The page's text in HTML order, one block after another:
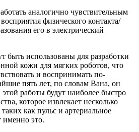
аналогично чувствительным
физического контакта/
его в электрический
быть использованы для разработки
кожи для мягких роботов, что
и воспринимать по-
пять лет, по словам Вана, он
этой работы будут наиболее быстро
которое извлекает несколько
как пульс и артериальное
именно это.